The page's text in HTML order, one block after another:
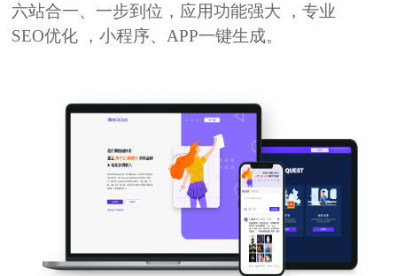
六站合一、一步到位，应用功能强大 ，专业
SEO优化 ，小程序、APP一键生成。